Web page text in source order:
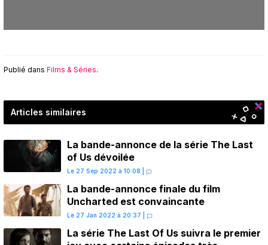
Publié dans Films & Séries.
Articles similaires
La bande-annonce de la série The Last
of Us dévoilée
Le 27 Sep 2022 à 10:08
La bande-annonce finale du film
Uncharted est convaincante
Le 27 Jan 2022 à 20:37
La série The Last Of Us suivra le premier